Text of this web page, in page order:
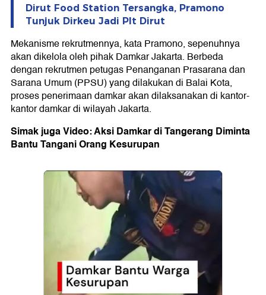
Dirut Food Station Tersangka, Pramono
Tunjuk Dirkeu Jadi Plt Dirut
Mekanisme rekrutmennya, kata Pramono, sepenuhnya
akan dikelola oleh pihak Damkar Jakarta. Berbeda
dengan rekrutmen petugas Penanganan Prasarana dan
Sarana Umum (PPSU) yang dilakukan di Balai Kota,
proses penerimaan damkar akan dilaksanakan di kantor-
kantor damkar di wilayah Jakarta.
Simak juga Video: Aksi Damkar di Tangerang Diminta
Bantu Tangani Orang Kesurupan